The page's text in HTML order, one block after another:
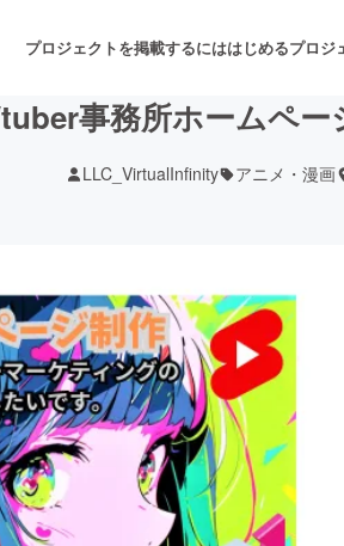
プロジェクトを掲載するにははじめるプロジ
楽 舞
ーム・サービス開発
籍・雑誌出版
レンジ ビ
事務所ホームペー
LLC_VirtualInfinity アニメ・漫画